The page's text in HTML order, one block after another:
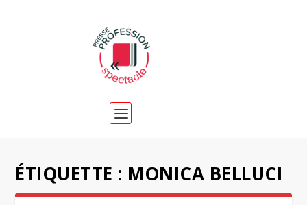
ÉTIQUETTE : MONICA BELLUCI